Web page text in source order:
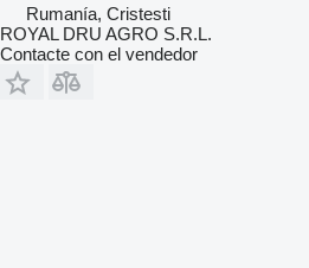
Rumanía, Cristesti
ROYAL DRU AGRO S.R.L.
Contacte con el vendedor